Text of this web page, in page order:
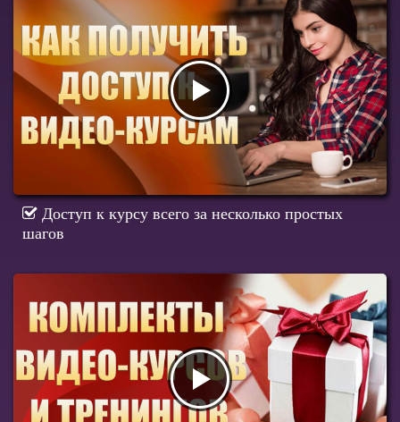
Доступ к курсу всего за несколько простых
шагов